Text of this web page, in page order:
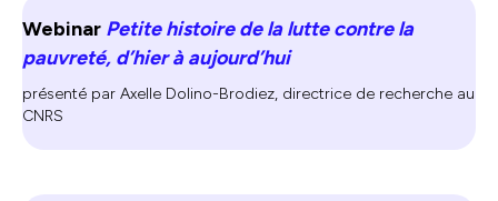
Webinar Petite histoire de la lutte contre la
pauvreté, d’hier à aujourd’hui
présenté par Axelle Dolino-Brodiez, directrice de recherche au
CNRS